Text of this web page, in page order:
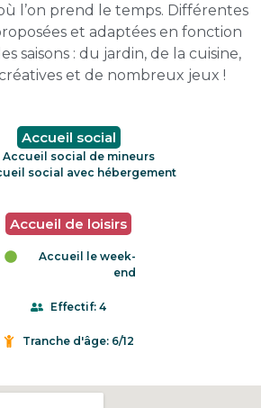
l’on prend le temps. Différentes
et adaptées en fonction
saisons : du jardin, de la cuisine,
et de nombreux jeux !
Accueil social
Accueil social de mineurs
social avec hébergement
Accueil de loisirs
Accueil le week-
end
Effectif: 4
Tranche d'âge: 6/12